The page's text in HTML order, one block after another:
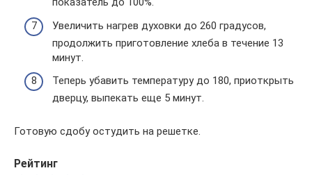
Увеличить нагрев духовки до 260 градусов,
продолжить приготовление хлеба в течение 13
минут.
Теперь убавить температуру до 180, приоткрыть
дверцу, выпекать еще 5 минут.
Готовую сдобу остудить на решетке.
Рейтинг